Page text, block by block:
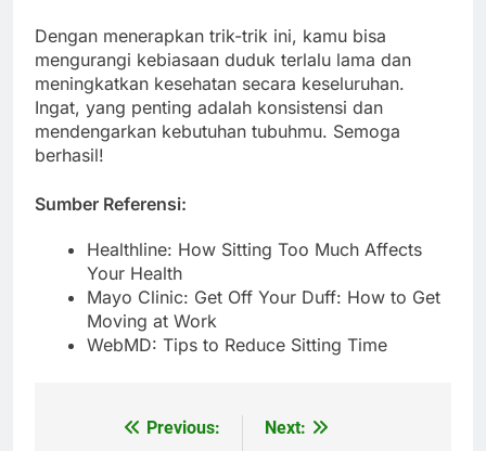
Dengan menerapkan trik-trik ini, kamu bisa
mengurangi kebiasaan duduk terlalu lama dan
meningkatkan kesehatan secara keseluruhan.
Ingat, yang penting adalah konsistensi dan
mendengarkan kebutuhan tubuhmu. Semoga
berhasil!
Sumber Referensi:
Healthline: How Sitting Too Much Affects
Your Health
Mayo Clinic: Get Off Your Duff: How to Get
Moving at Work
WebMD: Tips to Reduce Sitting Time
NavigasiPrevious:
Next: